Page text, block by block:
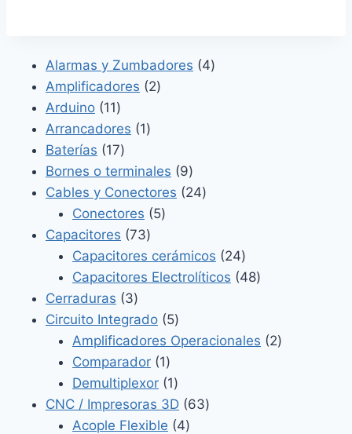
Alarmas y Zumbadores 44
Amplificadores 22
Arduino 1111
productos
Arrancadores 11
Baterías 1717
productos
Bornes o terminales 99
productos
Cables y Conectores 2424
Conectores 55
Capacitores 7373
productos
Capacitores cerámicos 2424
productos
Capacitores Electrolíticos 4848
Cerraduras 33
productos
Circuito Integrado 55
productos
Amplificadores Operacionales 22
Comparador 11
producto
Demultiplexor 11
producto
CNC / Impresoras 3D 6363
Acople Flexible 44